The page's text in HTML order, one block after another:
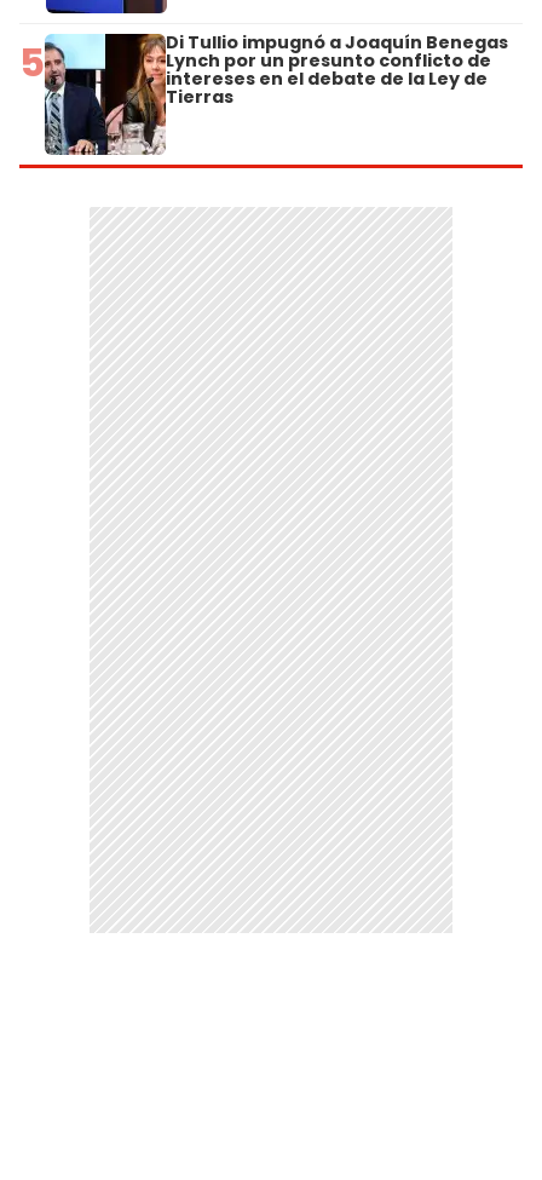
5 Di Tullio impugnó a Joaquín Benegas
Lynch por un presunto conflicto de
intereses en el debate de la Ley de
Tierras